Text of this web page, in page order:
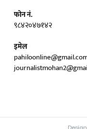
फोन नं.
९८४२०४७१४२
इमेल